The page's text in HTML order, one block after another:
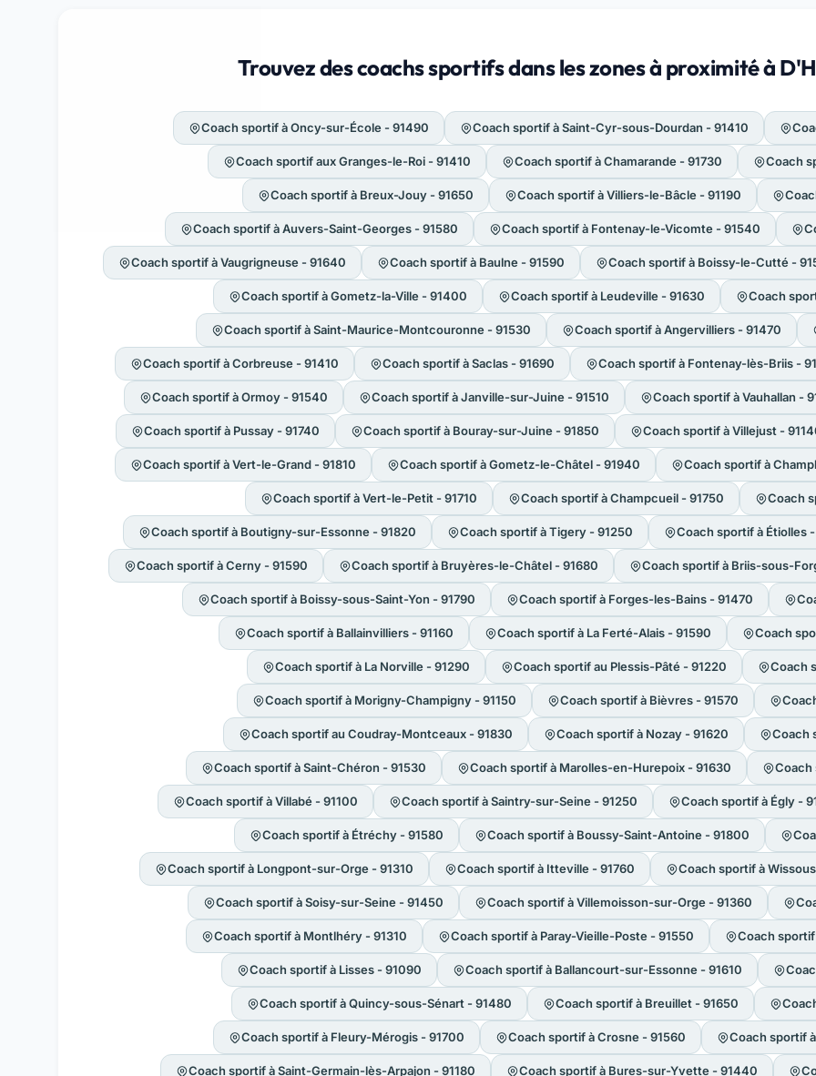
Trouvez des coachs sportifs dans les zones à proximité à
Coach sportif à Oncy-sur-École - 91490 Coach sportif à Saint-Cyr-sous-Dourdan - 91410
Coach sportif aux Granges-le-Roi - 91410 Coach sportif à Chamarande - 91730 Coach
Coach sportif à Breux-Jouy - 91650 Coach sportif à Villiers-le-Bâcle - 91190
Coach sportif à Auvers-Saint-Georges - 91580 Coach sportif à Fontenay-le-Vicomte - 91540
Coach sportif à Vaugrigneuse - 91640 Coach sportif à Baulne - 91590 Coach sportif à Boissy-le-Cutté -
Coach sportif à Gometz-la-Ville - 91400 Coach sportif à Leudeville - 91630 Coach
Coach sportif à Saint-Maurice-Montcouronne - 91530 Coach sportif à Angervilliers - 91470
Coach sportif à Corbreuse - 91410 Coach sportif à Saclas - 91690 Coach sportif à Fontenay-lès-Briis -
Coach sportif à Ormoy - 91540 Coach sportif à Janville-sur-Juine - 91510 Coach sportif à Vauhallan -
Coach sportif à Pussay - 91740 Coach sportif à Bouray-sur-Juine - 91850 Coach sportif à Villejust -
Coach sportif à Vert-le-Grand - 91810 Coach sportif à Gometz-le-Châtel - 91940 Coach sportif à
Coach sportif à Vert-le-Petit - 91710 Coach sportif à Champcueil - 91750 Coach
Coach sportif à Boutigny-sur-Essonne - 91820 Coach sportif à Tigery - 91250 Coach sportif à Étiolles
Coach sportif à Cerny - 91590 Coach sportif à Bruyères-le-Châtel - 91680 Coach sportif à Briis-sous-
Coach sportif à Boissy-sous-Saint-Yon - 91790 Coach sportif à Forges-les-Bains - 91470
Coach sportif à Ballainvilliers - 91160 Coach sportif à La Ferté-Alais - 91590 Coach
Coach sportif à La Norville - 91290 Coach sportif au Plessis-Pâté - 91220 Coach
Coach sportif à Morigny-Champigny - 91150 Coach sportif à Bièvres - 91570
Coach sportif au Coudray-Montceaux - 91830 Coach sportif à Nozay - 91620 Coach
Coach sportif à Saint-Chéron - 91530 Coach sportif à Marolles-en-Hurepoix - 91630 Coach
Coach sportif à Villabé - 91100 Coach sportif à Saintry-sur-Seine - 91250 Coach sportif à Égly -
Coach sportif à Étréchy - 91580 Coach sportif à Boussy-Saint-Antoine - 91800
Coach sportif à Longpont-sur-Orge - 91310 Coach sportif à Itteville - 91760 Coach sportif à
Coach sportif à Soisy-sur-Seine - 91450 Coach sportif à Villemoisson-sur-Orge - 91360
Coach sportif à Montlhéry - 91310 Coach sportif à Paray-Vieille-Poste - 91550 Coach
Coach sportif à Lisses - 91090 Coach sportif à Ballancourt-sur-Essonne - 91610
Coach sportif à Quincy-sous-Sénart - 91480 Coach sportif à Breuillet - 91650
Coach sportif à Fleury-Mérogis - 91700 Coach sportif à Crosne - 91560 Coach sportif
Coach sportif à Saint-Germain-lès-Arpajon - 91180 Coach sportif à Bures-sur-Yvette - 91440